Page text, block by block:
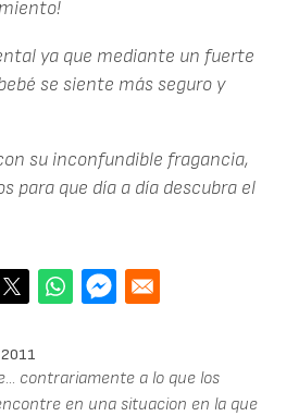
ya que mediante un fuerte
se siente más seguro y
su inconfundible fragancia,
para que día a día descubra el
contrariamente a lo que los
en una situacion en la que